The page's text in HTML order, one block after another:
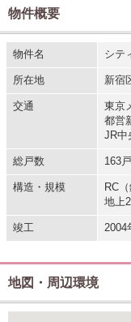
お部屋によりペットの
物件概要
物件名 シテ
所在地 新宿
交通
東京
都営
JR中
総戸数 163戸
構造・規模
RC
地上
竣工 2004
地図・周辺環境